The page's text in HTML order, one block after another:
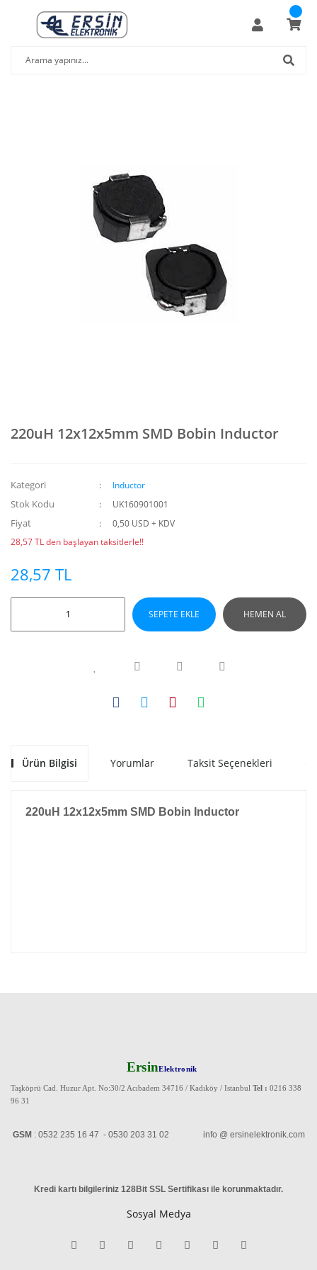
220uH 12x12x5mm SMD Bobin Inductor
Kategori Inductor
Stok Kodu UK160901001
Fiyat
0,50 USD + KDV
28,57 TL den başlayan taksitlerle!!
28,57 TL
SEPETE EKLE HEMEN AL
Ürün Bilgisi Yorumlar Taksit Seçenekleri
220uH 12x12x5mm SMD Bobin Inductor
ErsinElektronik
Taşköprü Cad. Huzur Apt. No:30/2 Acıbadem 34716 / Kadıköy / Istanbul Tel : 0216 338
96 31
GSM : 0532 235 16 47 - 0530 203 31 02 info @ ersinelektronik.com
Kredi kartı bilgileriniz 128Bit SSL Sertifikası ile korunmaktadır.
Sosyal Medya